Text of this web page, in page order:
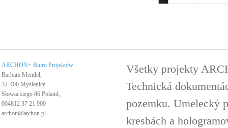
ARCHON+ Biuro Projektów
Barbara Mendel,
32-400 Myślenice
Słowackiego 86 Poland,
004812 37 21 900
archon@archon.pl
Všetky projekty
Technická
pozemku. Umelecký
kresbách a